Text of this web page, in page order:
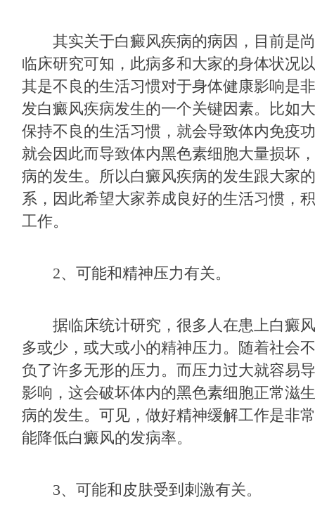
其实关于白癜风疾病的病因，目前是尚
临床研究可知，此病多和大家的身体状况
其是不良的生活习惯对于身体健康影响是
发白癜风疾病发生的一个关键因素。比如
保持不良的生活习惯，就会导致体内免疫
就会因此而导致体内黑色素细胞大量损坏
病的发生。所以白癜风疾病的发生跟大家
系，因此希望大家养成良好的生活习惯，
工作。
2、可能和精神压力有关。
据临床统计研究，很多人在患上白癜风
多或少，或大或小的精神压力。随着社会
负了许多无形的压力。而压力过大就容易
影响，这会破坏体内的黑色素细胞正常滋
病的发生。可见，做好精神缓解工作是非
能降低白癜风的发病率。
3、可能和皮肤受到刺激有关。